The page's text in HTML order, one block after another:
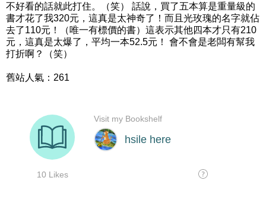
不好看的話就此打住。（笑） 話說，買了五本算是重量級的
書才花了我320元，這真是太神奇了！而且光玫瑰的名字就佔
去了110元！（唯一有標價的書）這表示其他四本才只有210
元，這真是太爆了，平均一本52.5元！ 會不會是老闆有幫我
打折啊？（笑）
舊站人氣：261